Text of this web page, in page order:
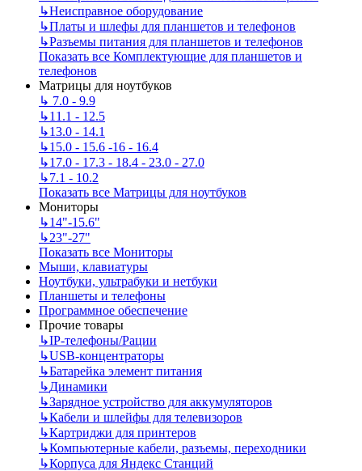
↳Неисправное оборудование
↳Платы и шлефы для планшетов и телефонов
↳Разъемы питания для планшетов и телефонов
Показать все Комплектующие для планшетов и
телефонов
Матрицы для ноутбуков
↳ 7.0 - 9.9
↳11.1 - 12.5
↳13.0 - 14.1
↳15.0 - 15.6 -16 - 16.4
↳17.0 - 17.3 - 18.4 - 23.0 - 27.0
↳7.1 - 10.2
Показать все Матрицы для ноутбуков
Мониторы
↳14"-15.6"
↳23"-27"
Показать все Мониторы
Мыши, клавиатуры
Ноутбуки, ультрабуки и нетбуки
Планшеты и телефоны
Программное обеспечение
Прочие товары
↳IP‑телефоны/Рации
↳USB-концентраторы
↳Батарейка элемент питания
↳Динамики
↳Зарядное устройство для аккумуляторов
↳Кабели и шлейфы для телевизоров
↳Картриджи для принтеров
↳Компьютерные кабели, разъемы, переходники
↳Корпуса для Яндекс Станций